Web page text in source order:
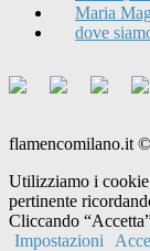
Maria
dove
flamencomilano.it
Utilizziamo i
pertinente
Cliccando
Impostazioni